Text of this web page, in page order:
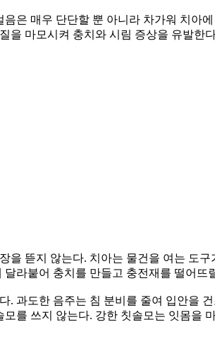
음은 매우 단단할 뿐 아니라 차가워 치아
을 마모시켜 충치와 시림 증상을 유발한
을 뜯지 않는다. 치아는 물건을 여는 도
달라붙어 충치를 만들고 충전재를 떨어
. 과도한 음주는 침 분비를 줄여 입안을
모를 쓰지 않는다. 강한 칫솔모는 잇몸을